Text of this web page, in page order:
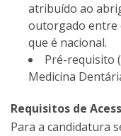
atribuído ao
outorgado entre
que é nacional.
Pré-requisito
Medicina
Requisitos de
Para a candidatura